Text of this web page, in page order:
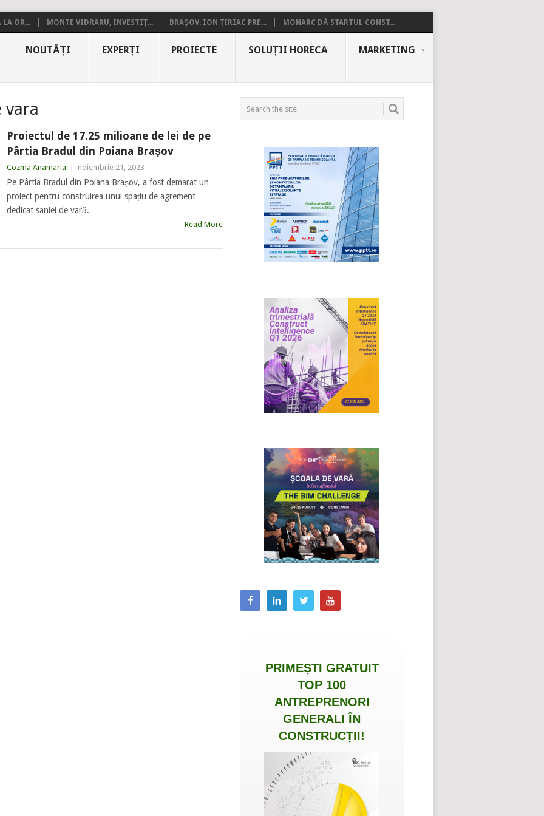
LA OR... MONTE VIDRARU, INVESTIȚ... BRAȘOV: ION ȚIRIAC PRE... MONARC DĂ STARTUL CONST...
NOUTĂȚI EXPERȚI PROIECTE SOLUȚII HORECA MARKETING
vara
Proiectul de 17.25 milioane de lei de pe
Pârtia Bradul din Poiana Brașov
Cozma Anamaria noiembrie 21, 2023
Pe Pârtia Bradul din Poiana Brașov, a fost demarat un
proiect pentru construirea unui spațiu de agrement
dedicat saniei de vară.
Read More
PRIMEȘTI GRATUIT
TOP 100
ANTREPRENORI
GENERALI ÎN
CONSTRUCȚII!